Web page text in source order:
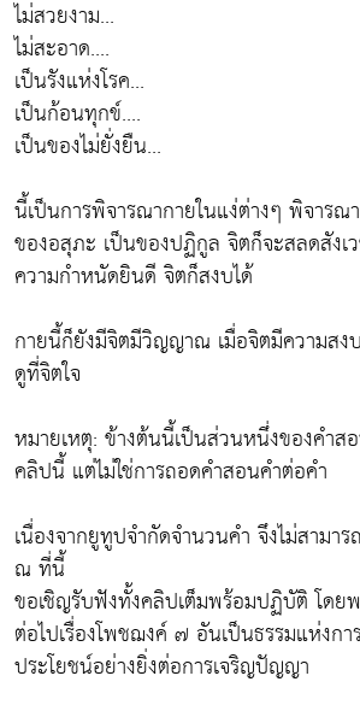
ไม่สวยงาม...
ไม่สะอาด....
เป็นรังแห่งโรค...
เป็นก้อนทุกข์....
เป็นของไม่ยั่งยืน...
นี้เป็นการพิจารณากายในแง่ต่างๆ พิจารณ
ของอสุภะ เป็นของปฏิกูล จิตก็จะสลดสังเ
ความกำหนัดยินดี จิตก็สงบได้
กายนี้ก็ยังมีจิตมีวิญญาณ เมื่อจิตมีความสง
ดูที่จิตใจ
หมายเหตุ: ข้างต้นนี้เป็นส่วนหนึ่งของคำส
คลิปนี้ แต่ไม่ใช่การถอดคำสอนคำต่อคำ
เนื่องจากยูทูปจำกัดจำนวนคำ จึงไม่สามา
ณ ที่นี้
ขอเชิญรับฟังทั้งคลิปเต็มพร้อมปฏิบัติ โดย
ต่อไปเรื่องโพชฌงค์ ๗ อันเป็นธรรมแห่งกา
ประโยชน์อย่างยิ่งต่อการเจริญปัญญา